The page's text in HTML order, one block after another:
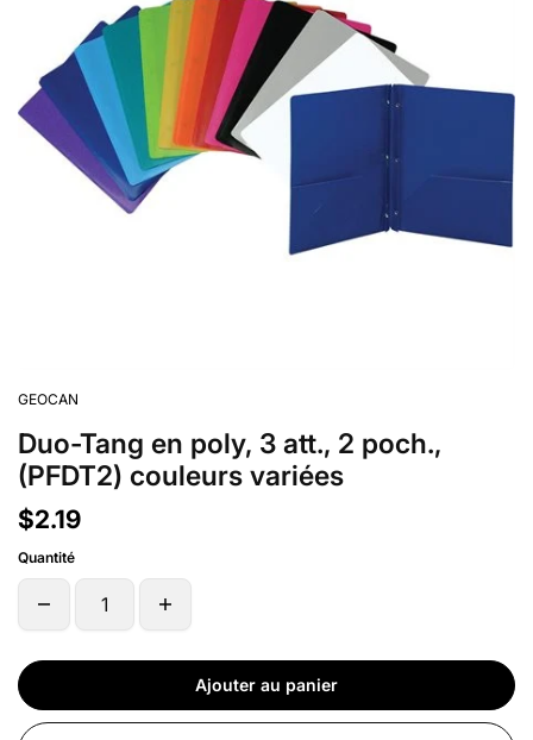
GEOCAN
Duo-Tang en poly, 3 att., 2 poch.,
(PFDT2) couleurs variées
$2.19
Quantité
Ajouter au panier